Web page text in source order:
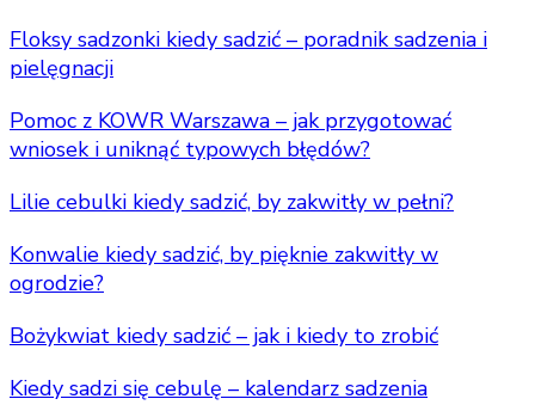
Floksy sadzonki kiedy sadzić – poradnik sadzenia i
pielęgnacji
Pomoc z KOWR Warszawa – jak przygotować
wniosek i uniknąć typowych błędów?
Lilie cebulki kiedy sadzić, by zakwitły w pełni?
Konwalie kiedy sadzić, by pięknie zakwitły w
ogrodzie?
Bożykwiat kiedy sadzić – jak i kiedy to zrobić
Kiedy sadzi się cebulę – kalendarz sadzenia